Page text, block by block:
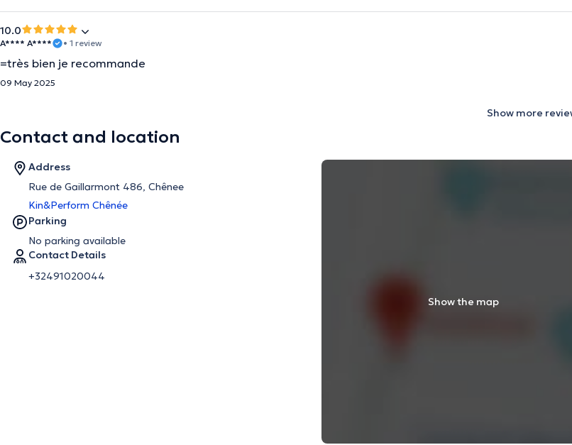
10.0
A**** A**** • 1 review
=très bien je recommande
09 May 2025
Show more
Contact and location
Address
Rue de Gaillarmont 486, Chênee
Kin&Perform Chênée
Parking
No parking available
Contact Details
+32491020044
Show the map